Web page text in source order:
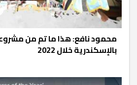
محمود نافع: هذا ما تم من
بالإسكندرية خلال 2022